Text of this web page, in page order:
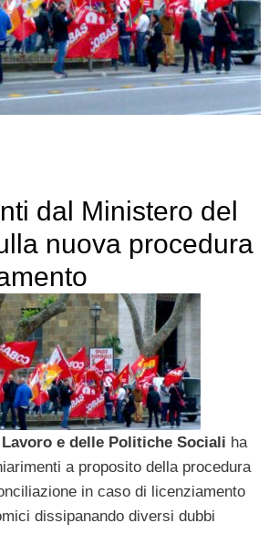
dal Ministero del
nuova procedura
Lavoro e delle Politiche Sociali ha
a proposito della procedura
in caso di licenziamento
dissipanando diversi dubbi